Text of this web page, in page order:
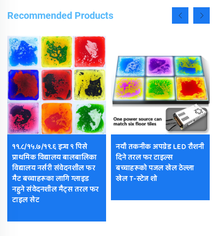
Recommended Products
११.८/१५.७/१९.६ इन्च ९ पिसे
प्राथमिक विद्यालय बालबालिका
विद्यालय नर्सरी संवेदनशील फर
मैट बच्चाहरूका लागि ग्लाइड
नहुने संवेदनशील मैट्स तरल फर
टाइल सेट
नयाँ तकनीक अपग्रेड LED रौशनी
दिने तरल फर टाइल्स
बच्चाहरूको पजल खेल ठेल्ला
खेल T-स्टेज शो